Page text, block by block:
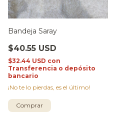
Bandeja Saray
$40.55 USD
$32.44 USD con
Transferencia o depósito
bancario
¡No te lo pierdas, es el último!
Comprar